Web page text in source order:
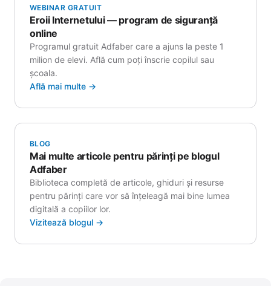
WEBINAR GRATUIT
Eroii Internetului — program de siguranță
online
Programul gratuit Adfaber care a ajuns la peste 1
milion de elevi. Află cum poți înscrie copilul sau
școala.
Află mai multe →
BLOG
Mai multe articole pentru părinți pe blogul
Adfaber
Biblioteca completă de articole, ghiduri și resurse
pentru părinți care vor să înțeleagă mai bine lumea
digitală a copiilor lor.
Vizitează blogul →